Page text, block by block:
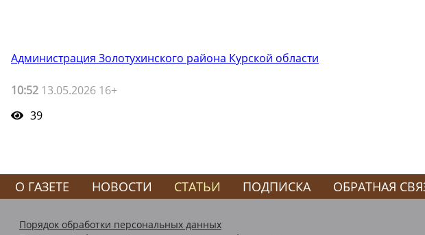
Администрация Золотухинского района Курской области
10:52 13.05.2026 16+
39
О ГАЗЕТЕ НОВОСТИ СТАТЬИ ПОДПИСКА ОБРАТНАЯ
Порядок обработки персональных данных